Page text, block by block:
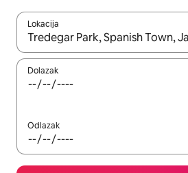
Lokacija
Kada budu dostupni rezultati, moći
Dolazak
Odlazak